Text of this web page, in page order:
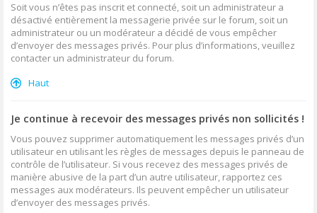
Soit vous n’êtes pas inscrit et connecté, soit un administrateur a
désactivé entièrement la messagerie privée sur le forum, soit un
administrateur ou un modérateur a décidé de vous empêcher
d’envoyer des messages privés. Pour plus d’informations, veuillez
contacter un administrateur du forum.
Haut
Je continue à recevoir des messages privés non sollicités !
Vous pouvez supprimer automatiquement les messages privés d’un
utilisateur en utilisant les règles de messages depuis le panneau de
contrôle de l’utilisateur. Si vous recevez des messages privés de
manière abusive de la part d’un autre utilisateur, rapportez ces
messages aux modérateurs. Ils peuvent empêcher un utilisateur
d’envoyer des messages privés.